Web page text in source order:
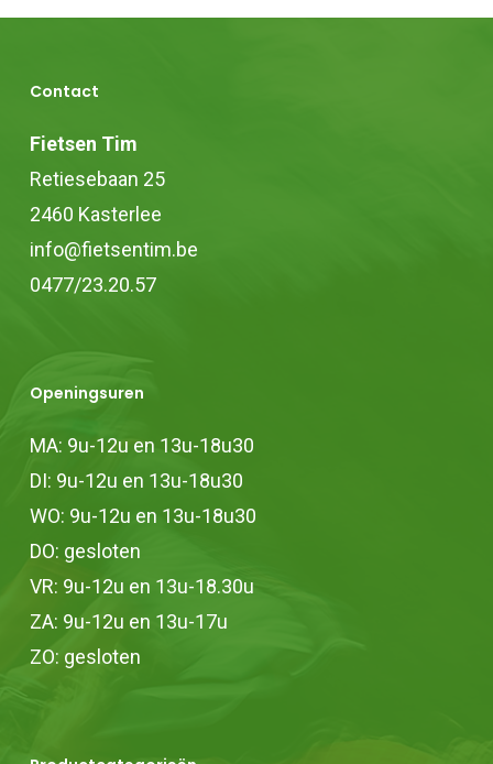
Contact
Fietsen Tim
Retiesebaan 25
2460 Kasterlee
info@fietsentim.be
0477/23.20.57
Openingsuren
MA: 9u-12u en 13u-18u30
DI: 9u-12u en 13u-18u30
WO: 9u-12u en 13u-18u30
DO: gesloten
VR: 9u-12u en 13u-18.30u
ZA: 9u-12u en 13u-17u
ZO: gesloten